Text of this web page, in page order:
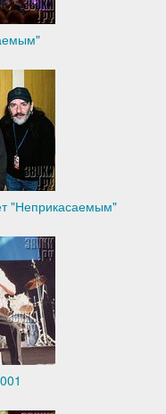
"Неприкасаемым"